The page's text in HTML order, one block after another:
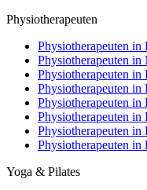
Physiotherapeuten
Physiotherapeuten in
Physiotherapeuten in
Physiotherapeuten in
Physiotherapeuten in
Physiotherapeuten in
Physiotherapeuten
Physiotherapeuten in
Physiotherapeuten in
Yoga & Pilates